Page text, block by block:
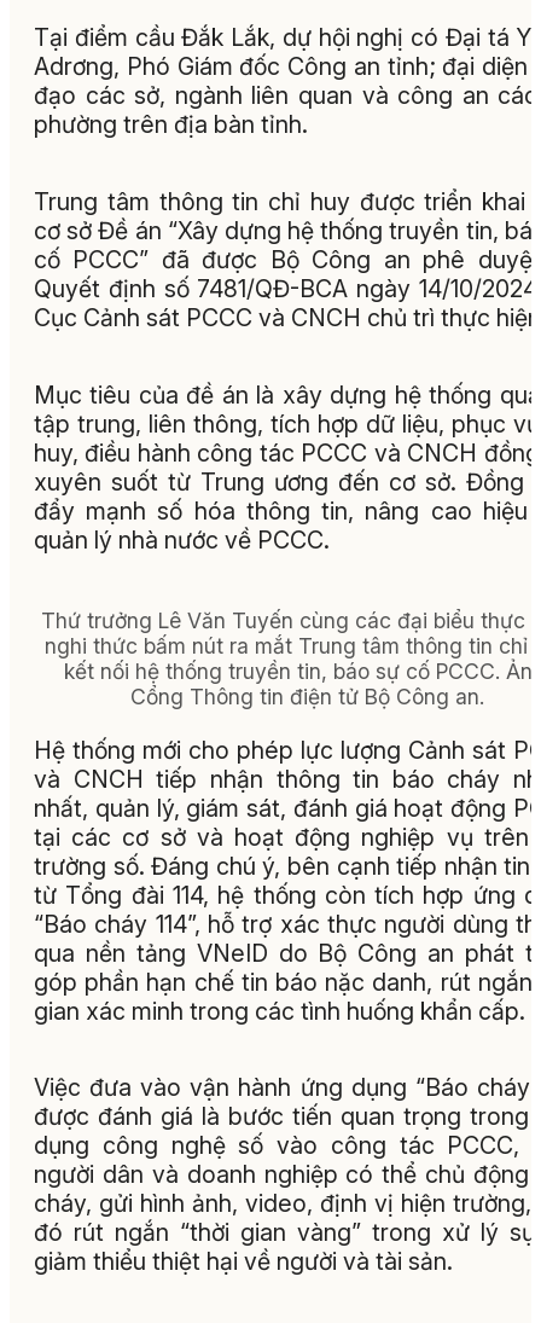
Tại điểm cầu Đắk Lắk, dự hội nghị có Đại tá Y
Adrơng, Phó Giám đốc Công an tỉnh; đại diện
đạo các sở, ngành liên quan và công an
phường trên địa bàn tỉnh.
Trung tâm thông tin chỉ huy được triển khai
cơ sở Đề án “Xây dựng hệ thống truyền tin,
cố PCCC” đã được Bộ Công an phê
Quyết định số 7481/QĐ-BCA ngày 14/10/
Cục Cảnh sát PCCC và CNCH chủ trì thực
Mục tiêu của đề án là xây dựng hệ thống
tập trung, liên thông, tích hợp dữ liệu, phục
huy, điều hành công tác PCCC và CNCH
xuyên suốt từ Trung ương đến cơ sở. Đồng
đẩy mạnh số hóa thông tin, nâng cao hiệu
quản lý nhà nước về PCCC.
Thứ trưởng Lê Văn Tuyến cùng các đại biểu thực
nghi thức bấm nút ra mắt Trung tâm thông tin chỉ
kết nối hệ thống truyền tin, báo sự cố PCCC.
Cổng Thông tin điện tử Bộ Công an.
Hệ thống mới cho phép lực lượng Cảnh sát
và CNCH tiếp nhận thông tin báo cháy
nhất, quản lý, giám sát, đánh giá hoạt động
tại các cơ sở và hoạt động nghiệp vụ trên
trường số. Đáng chú ý, bên cạnh tiếp nhận tin
từ Tổng đài 114, hệ thống còn tích hợp ứng
“Báo cháy 114”, hỗ trợ xác thực người dùng
qua nền tảng VNeID do Bộ Công an phát
góp phần hạn chế tin báo nặc danh, rút ngắn
gian xác minh trong các tình huống khẩn cấp.
Việc đưa vào vận hành ứng dụng “Báo cháy
được đánh giá là bước tiến quan trọng trong
dụng công nghệ số vào công tác PCCC,
người dân và doanh nghiệp có thể chủ động
cháy, gửi hình ảnh, video, định vị hiện trường,
đó rút ngắn “thời gian vàng” trong xử lý
giảm thiểu thiệt hại về người và tài sản.